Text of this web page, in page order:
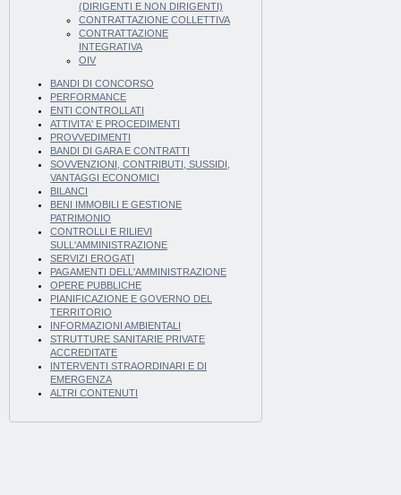
(DIRIGENTI E NON DIRIGENTI)
CONTRATTAZIONE COLLETTIVA
CONTRATTAZIONE
INTEGRATIVA
OIV
BANDI DI CONCORSO
PERFORMANCE
ENTI CONTROLLATI
ATTIVITA' E PROCEDIMENTI
PROVVEDIMENTI
BANDI DI GARA E CONTRATTI
SOVVENZIONI, CONTRIBUTI, SUSSIDI,
VANTAGGI ECONOMICI
BILANCI
BENI IMMOBILI E GESTIONE
PATRIMONIO
CONTROLLI E RILIEVI
SULL'AMMINISTRAZIONE
SERVIZI EROGATI
PAGAMENTI DELL'AMMINISTRAZIONE
OPERE PUBBLICHE
PIANIFICAZIONE E GOVERNO DEL
TERRITORIO
INFORMAZIONI AMBIENTALI
STRUTTURE SANITARIE PRIVATE
ACCREDITATE
INTERVENTI STRAORDINARI E DI
EMERGENZA
ALTRI CONTENUTI